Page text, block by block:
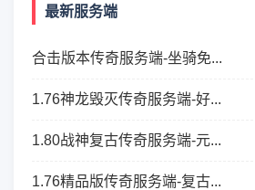
最新服务端
合击版本传奇服务端-坐骑免...
1.76神龙毁灭传奇服务端-好...
1.80战神复古传奇服务端-元...
1.76精品版传奇服务端-复古...